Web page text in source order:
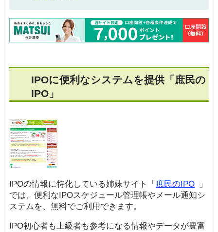
IPOに便利なシステムを提供「庶民の
IPO」
IPOの情報に特化している姉妹サイト「 庶民のIPO
」
では、便利なIPOスケジュール管理帳やメール通知シ
ステムを、無料でご利用できます。
IPO初心者も上級者も参考になる情報やデータが豊富